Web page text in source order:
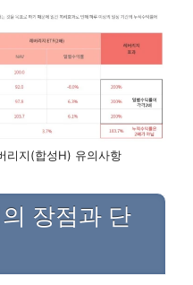
리지(합성H) 유의사항
장점과 단